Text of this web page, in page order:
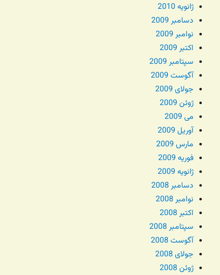
ژانویه 2010
دسامبر 2009
نوامبر 2009
اکتبر 2009
سپتامبر 2009
آگوست 2009
جولای 2009
ژوئن 2009
می 2009
آوریل 2009
مارس 2009
فوریه 2009
ژانویه 2009
دسامبر 2008
نوامبر 2008
اکتبر 2008
سپتامبر 2008
آگوست 2008
جولای 2008
ژوئن 2008